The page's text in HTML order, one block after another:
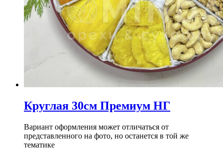
Круглая 30см Премиум НГ
Вариант оформления может отличаться от
представленного на фото, но останется в той же
тематике